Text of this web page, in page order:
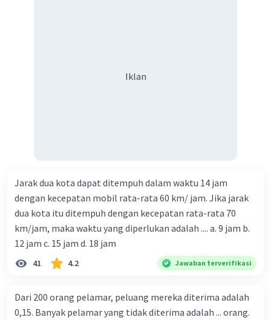
Iklan
Jarak dua kota dapat ditempuh dalam waktu 14 jam
dengan kecepatan mobil rata-rata 60 km/ jam. Jika jarak
dua kota itu ditempuh dengan kecepatan rata-rata 70
km/jam, maka waktu yang diperlukan adalah .... a. 9 jam b.
12 jam c. 15 jam d. 18 jam
41 4.2 Jawaban terverifikasi
Dari 200 orang pelamar, peluang mereka diterima adalah
0,15. Banyak pelamar yang tidak diterima adalah ... orang.